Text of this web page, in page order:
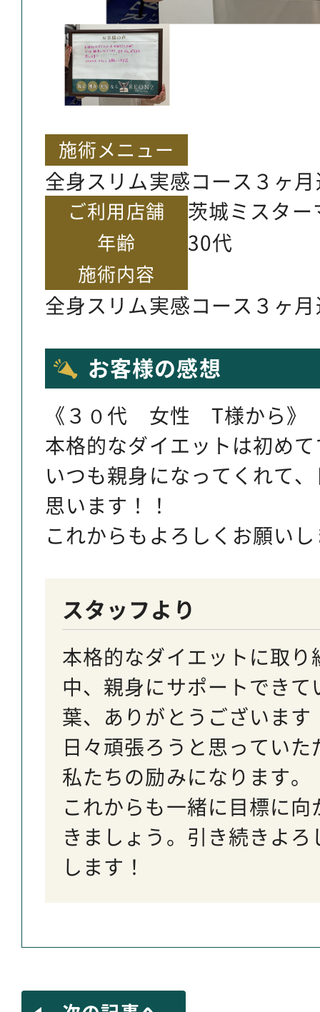
施術メニュー
全身スリム実感コース３ヶ
ご利用店舗 茨城ミスタ
年齢 30代
施術内容
全身スリム実感コース３ヶ
お客様の感想
《３０代 女性 T様から》
本格的なダイエットは初め
いつも親身になってくれて
思います！！
これからもよろしくお願い
スタッフより
本格的なダイエットに取
中、親身にサポートでき
葉、ありがとうございます
日々頑張ろうと思ってい
私たちの励みになります。
これからも一緒に目標に
きましょう。引き続きよ
します！